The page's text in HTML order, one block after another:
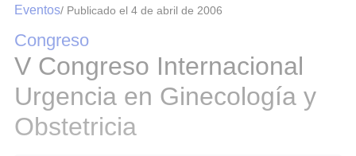
Eventos/ Publicado el 4 de abril de 2006
Congreso
V Congreso Internacional
Urgencia en Ginecología y
Obstetricia